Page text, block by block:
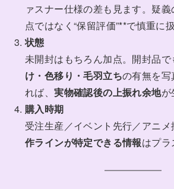
ァスナー仕様の差も見ます。疑
点ではなく“保留評価”**で慎重に扱
状態
未開封はもちろん加点。開封品で
け・色移り・毛羽立ちの有無を
れば、実物確認後の上振れ余地が
購入時期
受注生産／イベント先行／アニメ
作ラインが特定できる情報はプラ